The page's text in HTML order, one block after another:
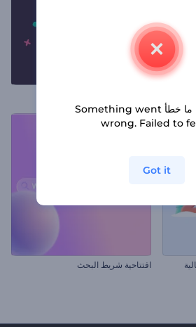
افتتاحية شريط البحث
يوجد شيء ما خطأ Something went
wrong. Failed to
Got it